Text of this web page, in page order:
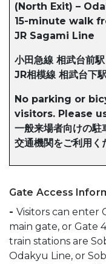
(North Exit) –
15-minute walk
JR Sagami Line
小田急線 相武台前
JR相模線 相武台下
No parking or
visitors. Please
一般来場者向けの駐
交通機関をご利用く
Gate Access
- Visitors can enter
main gate, or Gate
train stations are
Odakyu Line, or